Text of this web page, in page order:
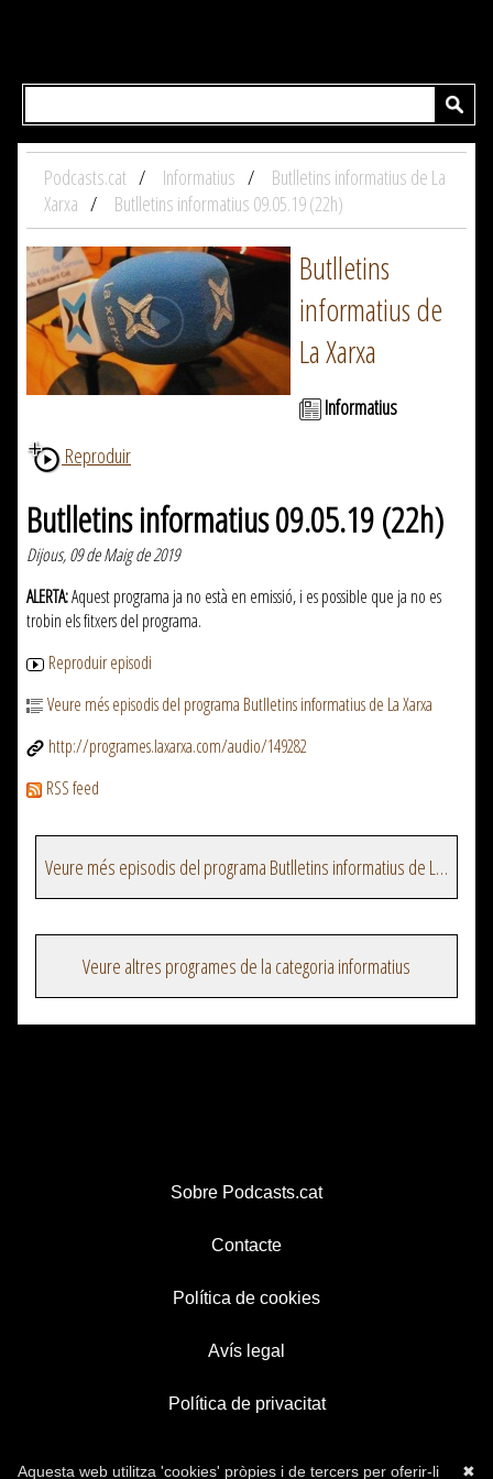
Podcasts.cat Informatius
Butlletins informatius de La
Xarxa
Butlletins informatius 09.05.19 (22h)
Butlletins
informatius de
La Xarxa
Informatius
Reproduir
Butlletins informatius 09.05.19 (22h)
Dijous, 09 de Maig de 2019
ALERTA:Aquest programa ja no està en emissió, i es possible que ja no es
trobin els fitxers del programa.
Reproduir episodi
Veure més episodis del programa Butlletins informatius de La Xarxa
http://programes.laxarxa.com/audio/149282
RSS feed
Veure més episodis del programa Butlletins informatius de La Xarxa
Veure altres programes de la categoria informatius
Sobre Podcasts.cat
Contacte
Política de cookies
Avís legal
Política de privacitat
✖
Aquesta web utilitza 'cookies' pròpies i de tercers per oferir-li